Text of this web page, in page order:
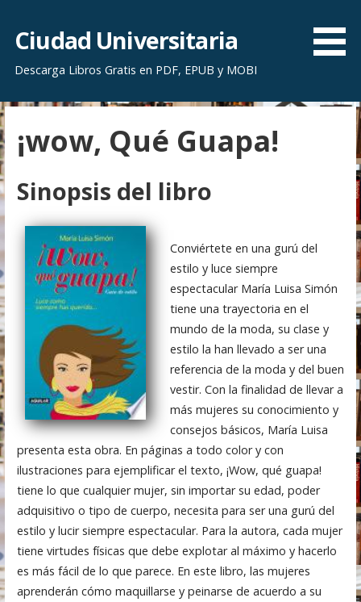
r
a
l
c
o
n
e
n
i
d
o
Ciudad Universitaria
Descarga Libros Gratis en PDF, EPUB y MOBI
¡wow, Qué Guapa!
Sinopsis del libro
Conviértete en una gurú del
estilo y luce siempre
espectacular María Luisa Simón
tiene una trayectoria en el
mundo de la moda, su clase y
estilo la han llevado a ser una
referencia de la moda y del buen
vestir. Con la finalidad de llevar a
más mujeres su conocimiento y
consejos básicos, María Luisa
presenta esta obra. En páginas a todo color y con
ilustraciones para ejemplificar el texto, ¡Wow, qué guapa!
tiene lo que cualquier mujer, sin importar su edad, poder
adquisitivo o tipo de cuerpo, necesita para ser una gurú del
estilo y lucir siempre espectacular. Para la autora, cada mujer
tiene virtudes físicas que debe explotar al máximo y hacerlo
es más fácil de lo que parece. En este libro, las mujeres
aprenderán cómo maquillarse y peinarse de acuerdo a su